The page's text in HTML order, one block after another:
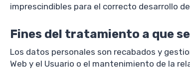
imprescindibles para el correcto desarrollo
Fines del tratamiento a que
Los datos personales son recabados y
Web y el Usuario o el mantenimiento de la